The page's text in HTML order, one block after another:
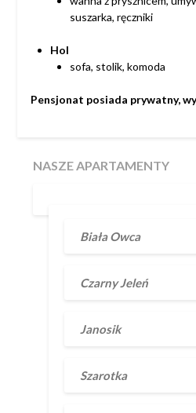
suszarka, ręczniki
Hol
sofa, stolik, komoda
Pensjonat posiada prywatny,
NASZE APARTAMENTY
Biała Owca
Czarny Jeleń
Janosik
Szarotka